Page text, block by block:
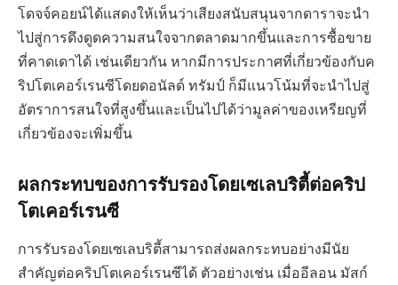
โดจจ์คอยน์ได้แสดงให้เห็นว่าเสียงสนับสนุนจากดาราจะนำ
ไปสู่การดึงดูดความสนใจจากตลาดมากขึ้นและการซื้อขาย
ที่คาดเดาได้ เช่นเดียวกัน หากมีการประกาศที่เกี่ยวข้องกับค
ริปโตเคอร์เรนซีโดยดอนัลด์ ทรัมป์ ก็มีแนวโน้มที่จะนำไปสู่
อัตราการสนใจที่สูงขึ้นและเป็นไปได้ว่ามูลค่าของเหรียญที่
เกี่ยวข้องจะเพิ่มขึ้น
ผลกระทบของการรับรองโดยเซเลบริตี้ต่อคริป
โตเคอร์เรนซี
การรับรองโดยเซเลบริตี้สามารถส่งผลกระทบอย่างมีนัย
สำคัญต่อคริปโตเคอร์เรนซีได้ ตัวอย่างเช่น เมื่ออีลอน มัสก์